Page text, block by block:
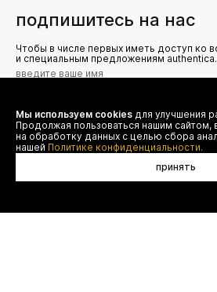
подпишитесь на нас
Чтобы в числе первых иметь доступ ко
и специальным предложениям
Я даю согласие на сбор, обработку
персональных данных (имя, email,
рекламных и информационных
Юнайтед', а также ознакомлен(а) с
Политикой конфиденциальности
Мы используем cookies для улучшения
Продолжая пользоваться нашим сайтом,
на обработку данных с целью сбора
нашей Политике конфиденциальности.
принять